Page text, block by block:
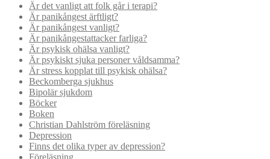
Är det vanligt att folk går i terapi?
Är panikångest ärftligt?
Är panikångest vanligt?
Är panikångestattacker farliga?
Är psykisk ohälsa vanligt?
Är psykiskt sjuka personer våldsamma?
Är stress kopplat till psykisk ohälsa?
Beckomberga sjukhus
Bipolär sjukdom
Böcker
Boken
Christian Dahlström föreläsning
Depression
Finns det olika typer av depression?